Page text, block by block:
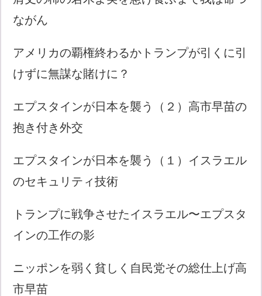
ながん
アメリカの覇権終わるかトランプが引くに引
けずに無謀な賭けに？
エプスタインが日本を襲う（２）高市早苗の
抱き付き外交
エプスタインが日本を襲う（１）イスラエル
のセキュリティ技術
トランプに戦争させたイスラエル〜エプスタ
インの工作の影
ニッポンを弱く貧しく自民党その総仕上げ高
市早苗